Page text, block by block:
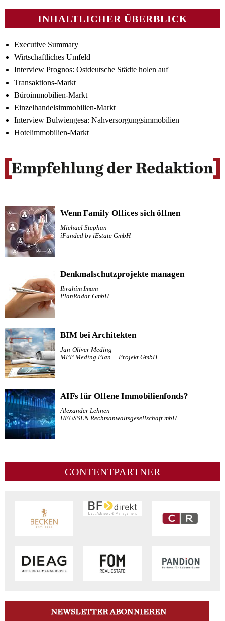
INHALTLICHER ÜBERBLICK
Executive Summary
Wirtschaftliches Umfeld
Interview Prognos: Ostdeutsche Städte holen auf
Transaktions-Markt
Büroimmobilien-Markt
Einzelhandelsimmobilien-Markt
Interview Bulwiengesa: Nahversorgungsimmobilien
Hotelimmobilien-Markt
Wenn Family Offices sich öffnen
Michael Stephan
iFunded by iEstate GmbH
Denkmalschutzprojekte managen
Ibrahim Imam
PlanRadar GmbH
BIM bei Architekten
Jan-Oliver Meding
MPP Meding Plan + Projekt GmbH
AIFs für Offene Immobilienfonds?
Alexander Lehnen
HEUSSEN Rechtsanwaltsgesellschaft mbH
CONTENTPARTNER